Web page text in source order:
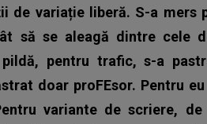
de variație liberă. S-a mers
să se aleagă dintre cele
pentru trafic, s-a
doar proFEsor. Pentru
variante de scriere,